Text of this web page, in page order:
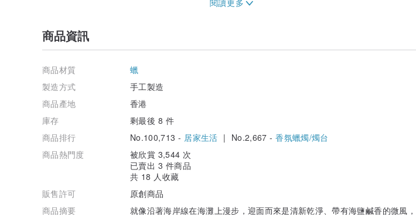
商品資訊
商品材質
蠟
製造方式
手工製造
商品產地
香港
庫存
剩最後 8 件
商品排行
No.100,713 - 居家生活 | No.2,667 -香氛蠟燭/燭台
商品熱門度
被欣賞 3,544 次
已賣出 3 件商品
共 18 人收藏
販售許可
原創商品
商品摘要
就像沿著海岸線在海灘上漫步，迎面而來是清新乾淨、帶有海鹽鹹香的微風，